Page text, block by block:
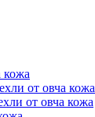
кожа
от овча кожа
от овча кожа